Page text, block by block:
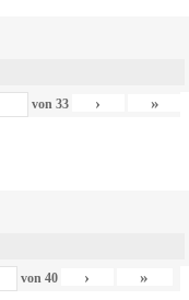
von 33 › »
von 40 › »